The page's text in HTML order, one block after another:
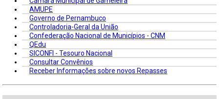
AMUPE
Governo de Pernambuco
Controladoria-Geral da União
Confederação Nacional de Municípios - CNM
QEdu
SICONFI - Tesouro Nacional
Consultar Convênios
Receber Informações sobre novos Repasses